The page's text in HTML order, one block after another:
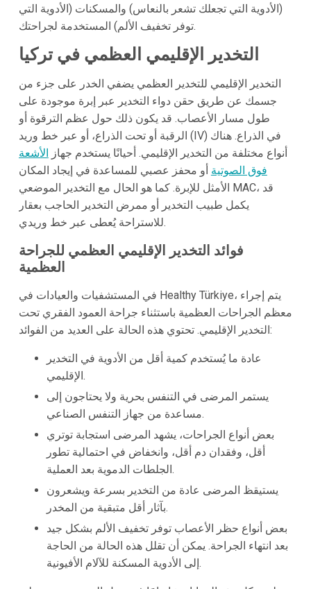
(الأدوية التي تجعلك تشعر بالنعاس) والمسكنات (الأدوية التي
توفر تخفيف الألم) المستخدمة لجراحتك.
التخدير الإقليمي العظمي في تركيا
التخدير الإقليمي للتخدير العظمي يضفي الخدر على جزء من
جسمك عن طريق حقن دواء التخدير عبر إبرة موجودة على
طول مسار الأعصاب. قد يكون ذلك حول عظم الترقوة أو
الرقبة أو تحت الذراع، أو عبر خط وريد (IV) في الذراع. هناك
أنواع مختلفة من التخدير الإقليمي. أحيانًا يستخدم جهاز
الأشعة
فوق الصوتية أو محفز عصبي للمساعدة في إيجاد المكان
الأمثل للإبرة. كما هو الحال مع التخدير الموضعي MAC، قد
يكمل طبيب التخدير أو ممرض التخدير الحاجب بعقار
للاستراحة يُعطى عبر خط وريدي.
فوائد التخدير الإقليمي العظمي للجراحة
العظمية
في المستشفيات والعيادات في Healthy Türkiye، يتم إجراء
معظم الجراحات العظمية باستثناء جراحة العمود الفقري تحت
التخدير الإقليمي. تحتوي هذه الحالة على العديد من الفوائد:
عادة ما يُستخدم كمية أقل من الأدوية في التخدير
الإقليمي.
يستمر المرضى في التنفس بحرية ولا يحتاجون إلى
مساعدة من جهاز التنفس الصناعي.
بعض أنواع الجراحات، يشهد المرضى استجابة توتري
أقل، وفقدان دم أقل، وانخفاض في احتمالية تطور
الجلطات الدموية بعد العملية.
يستيقظ المرضى عادة من التخدير بسرعة ويشعرون
بآثار أقل متبقية من المخدر.
بعض أنواع حظر الأعصاب توفر تخفيف الألم بشكل جيد
بعد انتهاء الجراحة. يمكن أن تقلل هذه الحالة من الحاجة
إلى الأدوية المسكنة للآلام الأفيونية.